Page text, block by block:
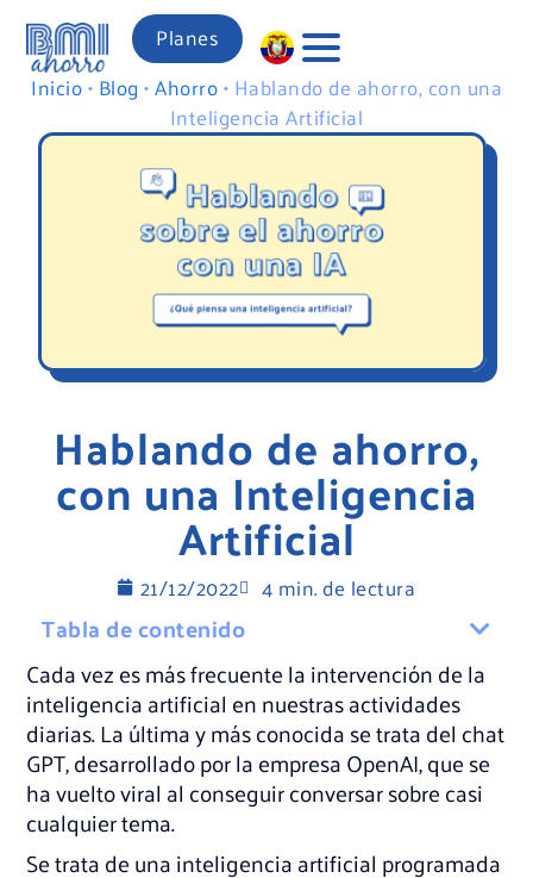
Planes
Inicio• Blog •Ahorro• Hablando de ahorro, con una
Inteligencia Artificial
Hablando de ahorro,
con una Inteligencia
Artificial
21/12/2022 4 min. de lectura
Tabla de contenido
Cada vez es más frecuente la intervención de la
inteligencia artificial en nuestras actividades
diarias. La última y más conocida se trata del chat
GPT, desarrollado por la empresa OpenAI, que se
ha vuelto viral al conseguir conversar sobre casi
cualquier tema.
Se trata de una inteligencia artificial programada